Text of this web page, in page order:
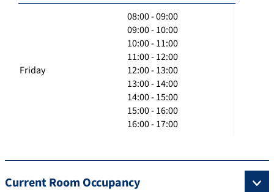
Friday
08:00 - 09:00
09:00 - 10:00
10:00 - 11:00
11:00 - 12:00
12:00 - 13:00
13:00 - 14:00
14:00 - 15:00
15:00 - 16:00
16:00 - 17:00
Current Room Occupancy